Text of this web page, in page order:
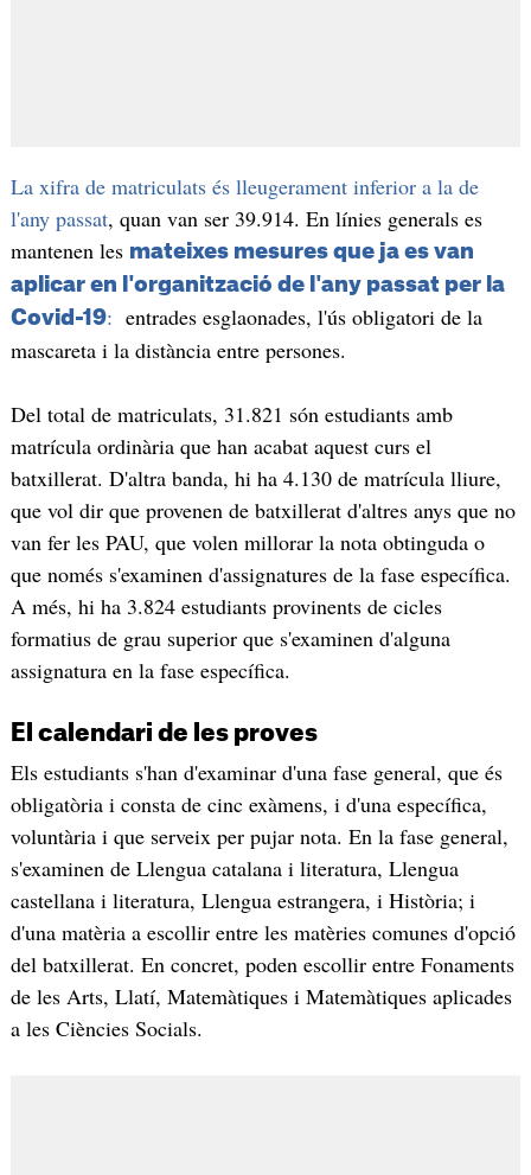
La xifra de matriculats és lleugerament inferior a la de
l'any passat, quan van ser 39.914. En línies generals es
mantenen les mateixes mesures que ja es van
aplicar en l'organització de l'any passat per la
Covid-19: entrades esglaonades, l'ús obligatori de la
mascareta i la distància entre persones.
Del total de matriculats, 31.821 són estudiants amb
matrícula ordinària que han acabat aquest curs el
batxillerat. D'altra banda, hi ha 4.130 de matrícula lliure,
que vol dir que provenen de batxillerat d'altres anys que no
van fer les PAU, que volen millorar la nota obtinguda o
que només s'examinen d'assignatures de la fase específica.
A més, hi ha 3.824 estudiants provinents de cicles
formatius de grau superior que s'examinen d'alguna
assignatura en la fase específica.
El calendari de les proves
Els estudiants s'han d'examinar d'una fase general, que és
obligatòria i consta de cinc exàmens, i d'una específica,
voluntària i que serveix per pujar nota. En la fase general,
s'examinen de Llengua catalana i literatura, Llengua
castellana i literatura, Llengua estrangera, i Història; i
d'una matèria a escollir entre les matèries comunes d'opció
del batxillerat. En concret, poden escollir entre Fonaments
de les Arts, Llatí, Matemàtiques i Matemàtiques aplicades
a les Ciències Socials.